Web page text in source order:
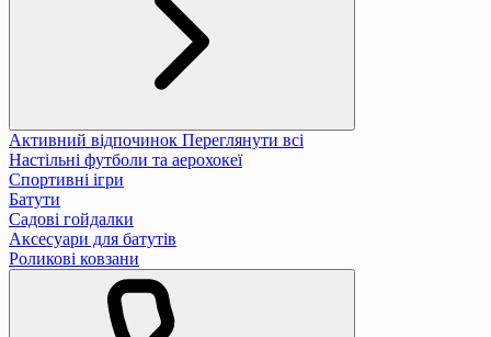
Активний відпочинок Переглянути всі
Настільні футболи та аерохокеї
Спортивні ігри
Батути
Садові гойдалки
Аксесуари для батутів
Роликові ковзани